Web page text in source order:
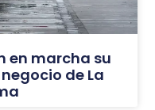
en marcha su
de La